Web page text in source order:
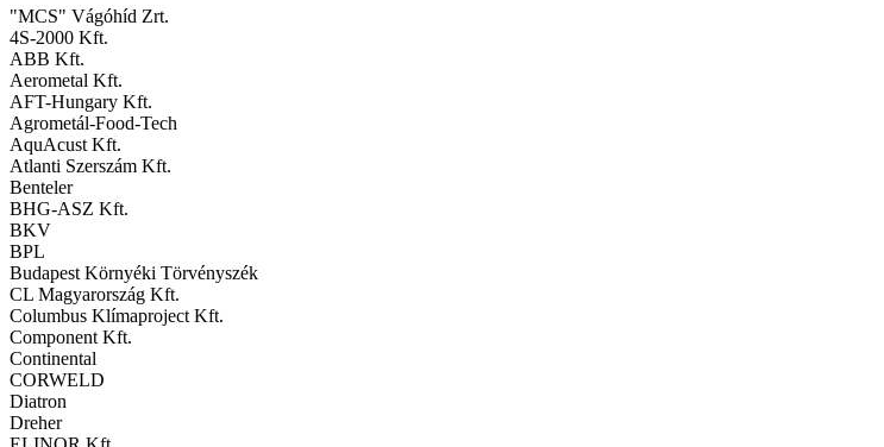
"MCS" Vágóhíd Zrt.
4S-2000 Kft.
ABB Kft.
Aerometal Kft.
AFT-Hungary Kft.
Agrometál-Food-Tech
AquAcust Kft.
Atlanti Szerszám Kft.
Benteler
BHG-ASZ Kft.
BKV
BPL
Budapest Környéki Törvényszék
CL Magyarország Kft.
Columbus Klímaproject Kft.
Component Kft.
Continental
CORWELD
Diatron
Dreher